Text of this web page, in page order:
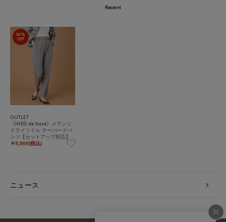
Recent
50%
OFF
OUTLET
《INED de base》メランジ
ドライツイル テーパードパ
ンツ【セットアップ対応】
￥9,900(税込)
ニュース